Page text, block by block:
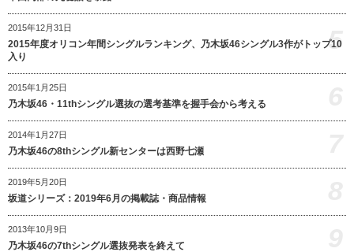
2015年12月31日
2015年度オリコン年間シングルランキング、乃木坂46シングル3作がトップ10
入り
5
2015年1月25日
乃木坂46・11thシングル選抜の選考基準を握手会から考える
2014年1月27日
乃木坂46の8thシングル新センターは西野七瀬
2019年5月20日
坂道シリーズ：2019年6月の掲載誌・商品情報
2013年10月9日
乃木坂46の7thシングル選抜発表を終えて